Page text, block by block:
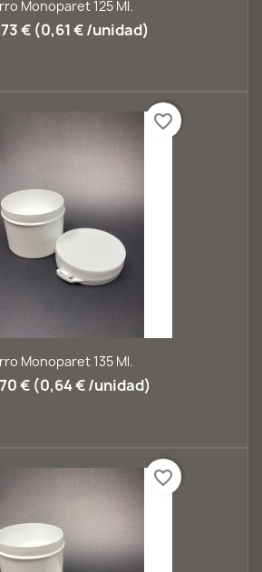
Monoparet 125 Ml.
€ (0,61 € /unidad)
Monoparet 135 Ml.
€ (0,64 € /unidad)
favorite_border
favorite_border